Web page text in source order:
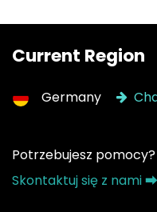
Current Region
Germany
Potrzebujesz pomocy?
Skontaktuj się z nami ⮕